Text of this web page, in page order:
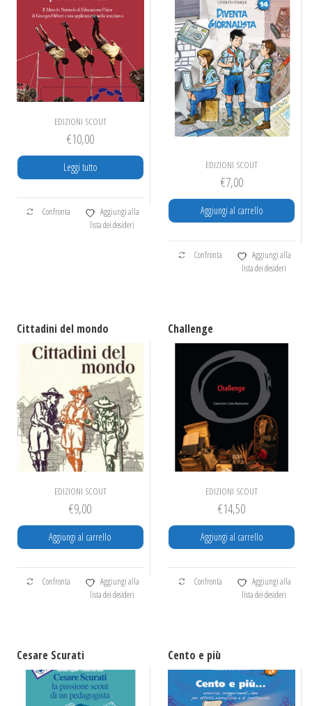
EDIZIONI SCOUT
€10,00
Leggi tutto
Confronta
Aggiungi alla
lista dei desideri
EDIZIONI SCOUT
€7,00
Aggiungi al carrello
Confronta
Aggiungi alla
lista dei desideri
Cittadini del mondo
EDIZIONI SCOUT
€9,00
Aggiungi al carrello
Confronta
Aggiungi alla
lista dei desideri
Challenge
EDIZIONI SCOUT
€14,50
Aggiungi al carrello
Confronta
Aggiungi alla
lista dei desideri
Cesare Scurati Cento e più